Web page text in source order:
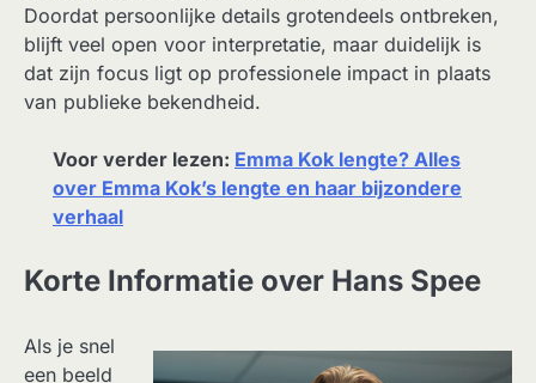
Doordat persoonlijke details grotendeels ontbreken,
blijft veel open voor interpretatie, maar duidelijk is
dat zijn focus ligt op professionele impact in plaats
van publieke bekendheid.
Voor verder lezen: Emma Kok lengte? Alles
over Emma Kok’s lengte en haar bijzondere
verhaal
Korte Informatie over Hans Spee
Als je snel
een beeld